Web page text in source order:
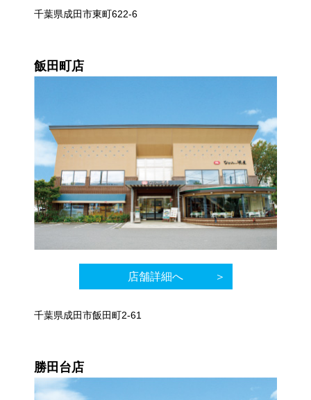
千葉県成田市東町622-6
飯田町店
店舗詳細へ
千葉県成田市飯田町2-61
勝田台店